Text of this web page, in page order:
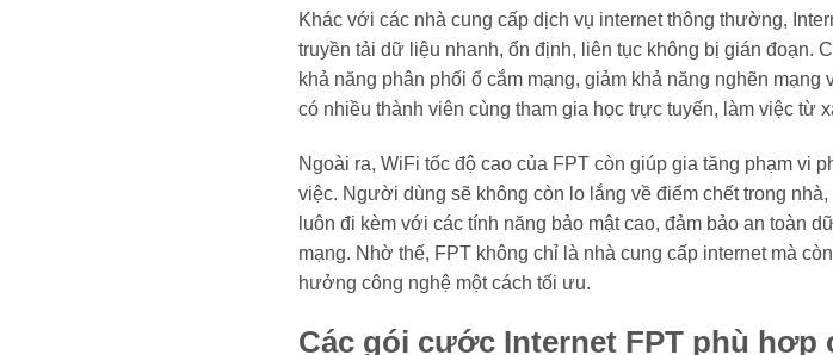
Khác với các nhà cung cấp dịch vụ internet thông thường,
truyền tải dữ liệu nhanh, ổn định, liên tục không bị gián đoạn.
khả năng phân phối ổ cắm mạng, giảm khả năng nghẽn
có nhiều thành viên cùng tham gia học trực tuyến, làm việc từ
Ngoài ra, WiFi tốc độ cao của FPT còn giúp gia tăng phạm vi
việc. Người dùng sẽ không còn lo lắng về điểm chết trong
luôn đi kèm với các tính năng bảo mật cao, đảm bảo an toàn
mạng. Nhờ thế, FPT không chỉ là nhà cung cấp internet mà
hưởng công nghệ một cách tối ưu.
Các gói cước Internet FPT phù